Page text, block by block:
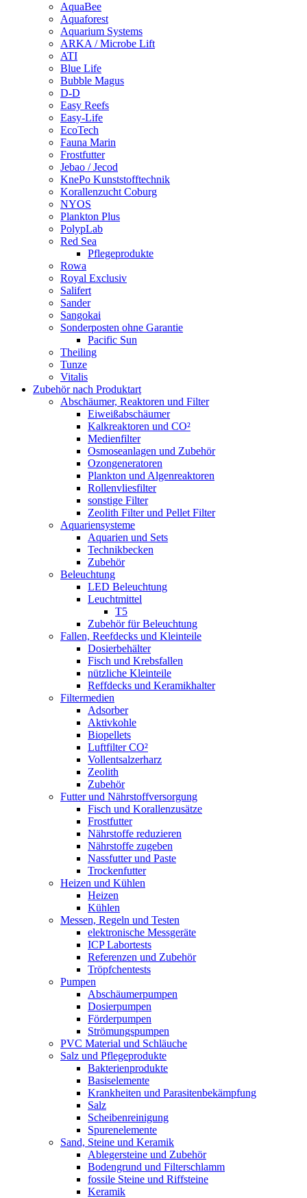
AquaBee
Aquaforest
Aquarium Systems
ARKA / Microbe Lift
ATI
Blue Life
Bubble Magus
D-D
Easy Reefs
Easy-Life
EcoTech
Fauna Marin
Frostfutter
Jebao / Jecod
KnePo Kunststofftechnik
Korallenzucht Coburg
NYOS
Plankton Plus
PolypLab
Red Sea
Pflegeprodukte
Rowa
Royal Exclusiv
Salifert
Sander
Sangokai
Sonderposten ohne Garantie
Pacific Sun
Theiling
Tunze
Vitalis
Zubehör nach Produktart
Abschäumer, Reaktoren und Filter
Eiweißabschäumer
Kalkreaktoren und CO²
Medienfilter
Osmoseanlagen und Zubehör
Ozongeneratoren
Plankton und Algenreaktoren
Rollenvliesfilter
sonstige Filter
Zeolith Filter und Pellet Filter
Aquariensysteme
Aquarien und Sets
Technikbecken
Zubehör
Beleuchtung
LED Beleuchtung
Leuchtmittel
T5
Zubehör für Beleuchtung
Fallen, Reefdecks und Kleinteile
Dosierbehälter
Fisch und Krebsfallen
nützliche Kleinteile
Reffdecks und Keramikhalter
Filtermedien
Adsorber
Aktivkohle
Biopellets
Luftfilter CO²
Vollentsalzerharz
Zeolith
Zubehör
Futter und Nährstoffversorgung
Fisch und Korallenzusätze
Frostfutter
Nährstoffe reduzieren
Nährstoffe zugeben
Nassfutter und Paste
Trockenfutter
Heizen und Kühlen
Heizen
Kühlen
Messen, Regeln und Testen
elektronische Messgeräte
ICP Labortests
Referenzen und Zubehör
Tröpfchentests
Pumpen
Abschäumerpumpen
Dosierpumpen
Förderpumpen
Strömungspumpen
PVC Material und Schläuche
Salz und Pflegeprodukte
Bakterienprodukte
Basiselemente
Krankheiten und Parasitenbekämpfung
Salz
Scheibenreinigung
Spurenelemente
Sand, Steine und Keramik
Ablegersteine und Zubehör
Bodengrund und Filterschlamm
fossile Steine und Riffsteine
Keramik